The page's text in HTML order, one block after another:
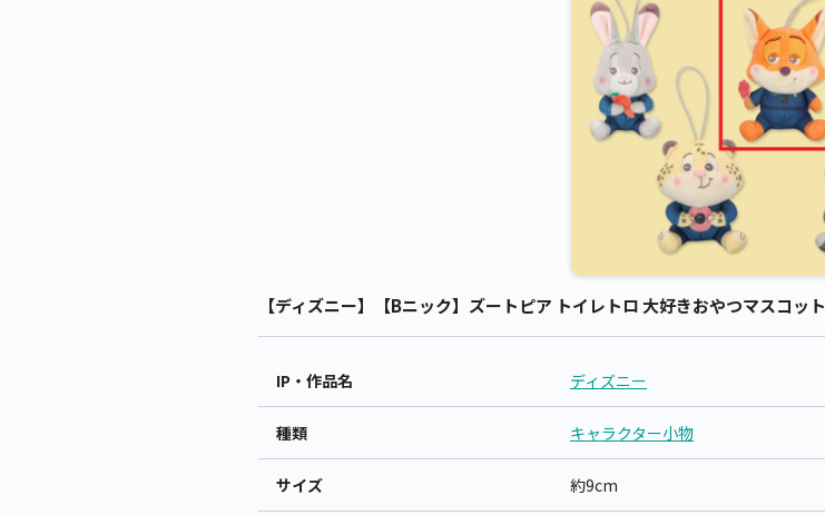
【ディズニー】【Bニック】ズートピア トイレトロ 大好きおやつマスコッ
IP・作品名 ディズニー
種類 キャラクター小物
サイズ 約9cm